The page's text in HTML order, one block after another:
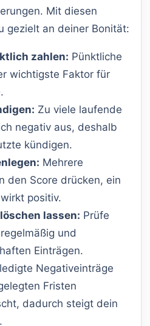
Mit diesen
gezielt an deiner Bonität:
zahlen: Pünktliche
wichtigste Faktor für
Zu viele laufende
negativ aus, deshalb
kündigen.
Mehrere
den Score drücken, ein
positiv.
lassen: Prüfe
und
Einträgen.
Negativeinträge
Fristen
dadurch steigt dein